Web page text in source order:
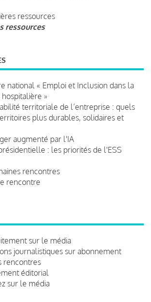
ressources
ressources
national « Emploi et Inclusion dans la
»
territoriale de l’entreprise : quels
plus durables, solidaires et
augmenté par l'IA
: les priorités de l'ESS
rencontres
rencontre
sur le média
journalistiques sur abonnement
rencontres
éditorial
sur le média